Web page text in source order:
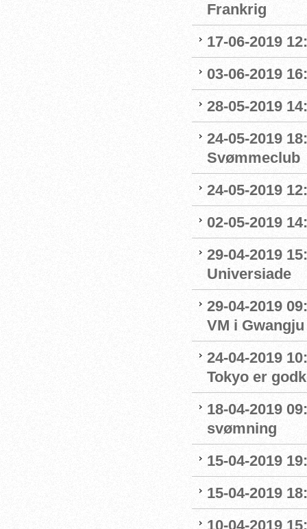
Frankrig
17-06-2019
03-06-2019
28-05-2019
24-05-2019
Svømmeclub
24-05-2019
02-05-2019
29-04-2019
Universiade
29-04-2019
VM i Gwangju
24-04-2019
Tokyo er
18-04-2019
svømning
15-04-2019
15-04-2019
10-04-2019